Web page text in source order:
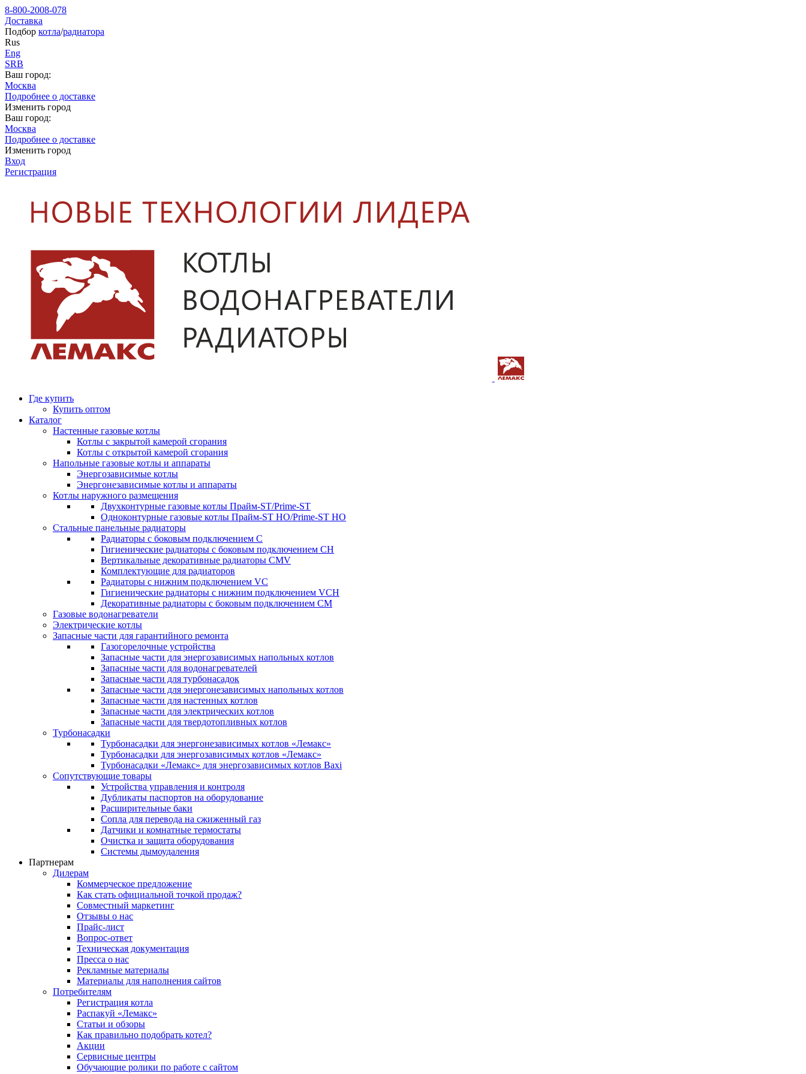
8-800-2008-078
Доставка
Подбор котла/радиатора
Rus
Eng
SRB
Ваш город:
Москва
Подробнее о доставке
Изменить город
Ваш город:
Москва
Подробнее о доставке
Изменить город
Вход
Регистрация
Где купить
Купить оптом
Каталог
Настенные газовые котлы
Котлы с закрытой камерой сгорания
Котлы с открытой камерой сгорания
Напольные газовые котлы и аппараты
Энергозависимые котлы
Энергонезависимые котлы и аппараты
Котлы наружного размещения
Двухконтурные газовые котлы Прайм-ST/Prime-ST
Одноконтурные газовые котлы Прайм-ST HO/Prime-ST HO
Стальные панельные радиаторы
Радиаторы c боковым подключением C
Гигиенические радиаторы c боковым подключением CH
Вертикальные декоративные радиаторы CMV
Комплектующие для радиаторов
Радиаторы c нижним подключением VC
Гигиенические радиаторы c нижним подключением VCH
Декоративные радиаторы с боковым подключением CM
Газовые водонагреватели
Электрические котлы
Запасные части для гарантийного ремонта
Газогорелочные устройства
Запасные части для энергозависимых напольных котлов
Запасные части для водонагревателей
Запасные части для турбонасадок
Запасные части для энергонезависимых напольных котлов
Запасные части для настенных котлов
Запасные части для электрических котлов
Запасные части для твердотопливных котлов
Турбонасадки
Турбонасадки для энергонезависимых котлов «Лемакс»
Турбонасадки для энергозависимых котлов «Лемакс»
Турбонасадки «Лемакс» для энергозависимых котлов Baxi
Сопутствующие товары
Устройства управления и контроля
Дубликаты паспортов на оборудование
Расширительные баки
Сопла для перевода на сжиженный газ
Датчики и комнатные термостаты
Очистка и защита оборудования
Системы дымоудаления
Партнерам
Дилерам
Коммерческое предложение
Как стать официальной точкой продаж?
Совместный маркетинг
Отзывы о нас
Прайс-лист
Вопрос-ответ
Техническая документация
Пресса о нас
Рекламные материалы
Материалы для наполнения сайтов
Потребителям
Регистрация котла
Распакуй «Лемакс»
Статьи и обзоры
Как правильно подобрать котел?
Акции
Сервисные центры
Обучающие ролики по работе с сайтом